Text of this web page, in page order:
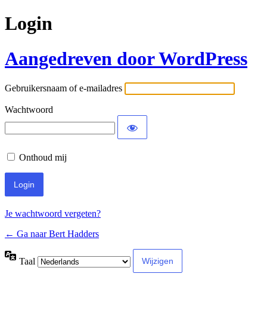
Login
Aangedreven door WordPress
Gebruikersnaam of e-mailadres
Wachtwoord
Onthoud mij
Je wachtwoord vergeten?
← Ga naar Bert Hadders
Taal